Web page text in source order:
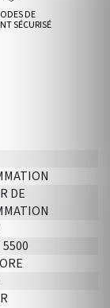
DE
SÉCURISÉ
DE
5500